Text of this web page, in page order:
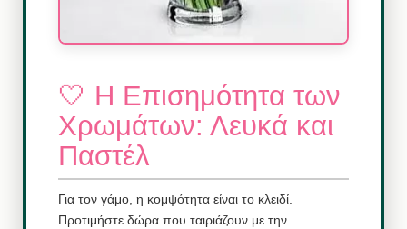
🤍 Η Επισημότητα των
Χρωμάτων: Λευκά και
Παστέλ
Για τον γάμο, η κομψότητα είναι το κλειδί.
Προτιμήστε δώρα που ταιριάζουν με την